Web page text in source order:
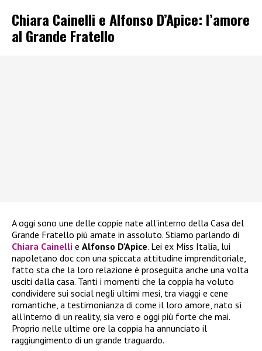
Chiara Cainelli e Alfonso D’Apice: l’amore
al Grande Fratello
A oggi sono une delle coppie nate all’interno della Casa del
Grande Fratello più amate in assoluto. Stiamo parlando di
Chiara Cainelli e Alfonso D’Apice. Lei ex Miss Italia, lui
napoletano doc con una spiccata attitudine imprenditoriale,
fatto sta che la loro relazione è proseguita anche una volta
usciti dalla casa. Tanti i momenti che la coppia ha voluto
condividere sui social negli ultimi mesi, tra viaggi e cene
romantiche, a testimonianza di come il loro amore, nato sì
all’interno di un reality, sia vero e oggi più forte che mai.
Proprio nelle ultime ore la coppia ha annunciato il
raggiungimento di un grande traguardo.